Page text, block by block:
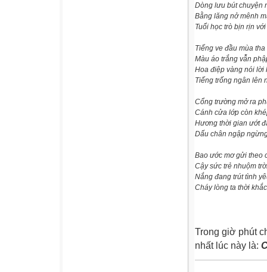
Dòng lưu bút chuyện
Bằng lăng nở mênh
Tuổi học trò bịn rịn
Tiếng ve đầu mùa
Màu áo trắng vẫn
Hoa điệp vàng nói lời
Tiếng trống ngân lên
Cổng trường mở ra
Cánh cửa lớp còn
Hương thời gian ướt
Dấu chân ngập
Bao ước mơ gửi theo
Cậy sức trẻ nhuộm
Nắng đang trút tình
Cháy lòng ta thời
Trong giờ phút
nhất lúc này là: